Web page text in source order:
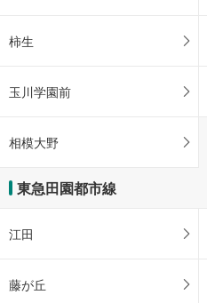
柿生
玉川学園前
相模大野
東急田園都市線
江田
藤が丘